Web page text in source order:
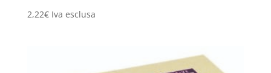
2,22€ Iva esclusa